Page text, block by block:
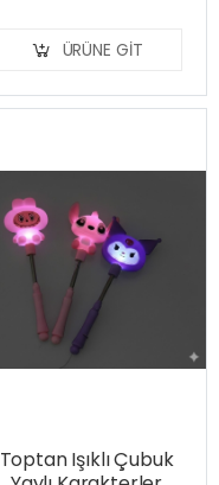
ÜRÜNE GIT
Toptan Işıklı Çubuk